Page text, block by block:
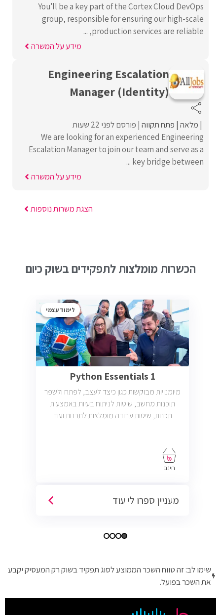
You'll be a key part of the Cortex Cloud DevOps
group, responsible for ensuring our high-scale
production services are reliable, ...
מידע על המשרה
Engineering Escalation
Manager (Identity)
מלאה פתח תקווה פורסם לפני 22 שעות
We are looking for an experienced Engineering
Escalation Manager to join our team and serve as a
key bridge between ...
מידע על המשרה
הצגת משרות נוספות
הכשרות מומלצות לתפקידים בשוק כיום
לימוד עצמי
Python Essentials 1
מיומנויות מבוקשות כגון כיצד לעצב, לפתח ולשפר
תוכנות מחשב, שיטות לניתוח בעיות באמצעות
תכנות, שיטות עבודה מומלצות לתכנות ועוד
חינם
מעניין ספרו לי עוד
שימו לב: זה טווח השכר הממוצע לסוג תפקיד בשוק רק המעסיק יקבע
את השכר בפועל.